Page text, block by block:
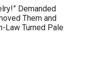
Demanded
Them and
Law Turned Pale